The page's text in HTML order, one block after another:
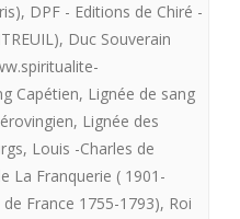
, DPF - Editions de Chiré -
, Duc Souverain
Capétien, Lignée de sang
, Lignée des
, Louis -Charles de
La Franquerie ( 1901-
France 1755-1793), Roi